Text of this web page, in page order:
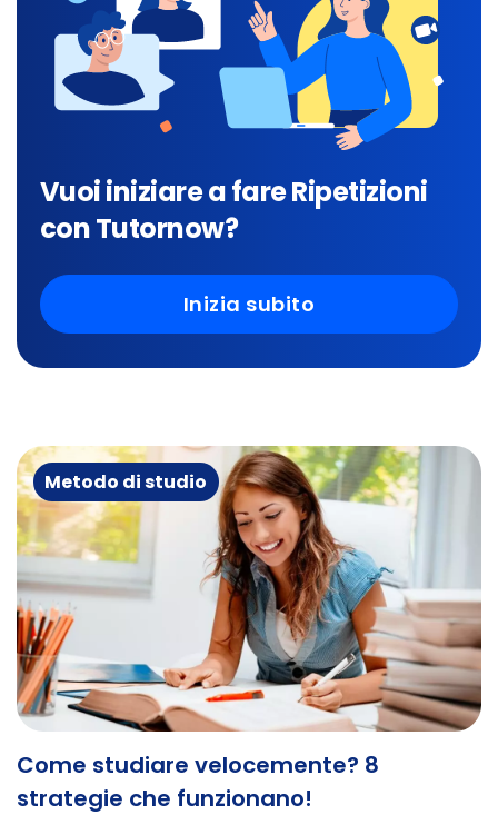
Vuoi iniziare a fare Ripetizioni
con Tutornow?
Inizia subito
Metodo di studio
Come studiare velocemente? 8
strategie che funzionano!